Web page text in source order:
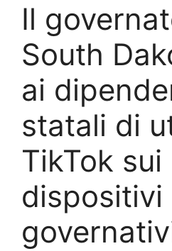
Il
South
ai
statali di
TikTok sui
dispositivi